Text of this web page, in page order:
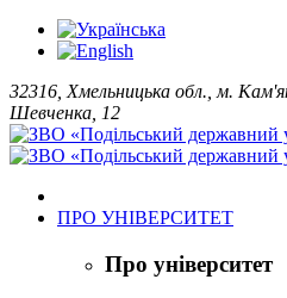
32316, Хмельницька обл., м.
Шевченка, 12
ПРО УНІВЕРСИТЕТ
Про університет